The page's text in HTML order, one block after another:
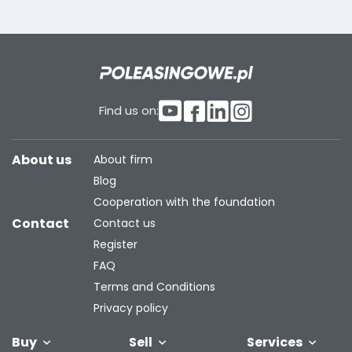
Find us on:
Buy Sell Services
About us
About firm
Blog
Cooperation with the foundation
Contact
Contact us
Register
FAQ
Terms and Conditions
Privacy policy